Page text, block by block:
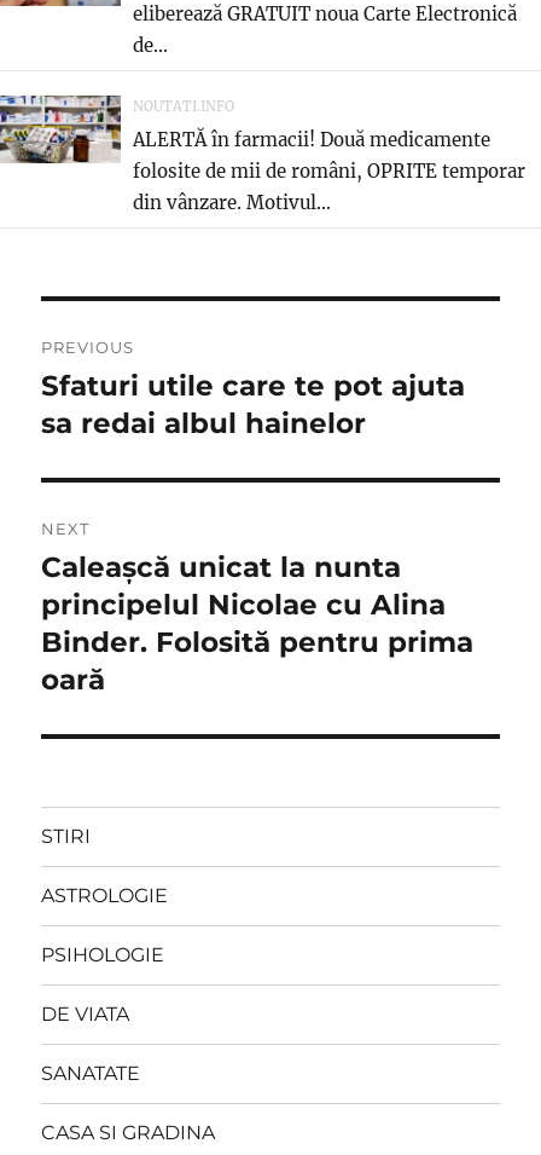
eliberează GRATUIT noua Carte Electronică
de...
NOUTATI.INFO
ALERTĂ în farmacii! Două medicamente
folosite de mii de români, OPRITE temporar
din vânzare. Motivul...
în
articole
PREVIOUS
Previous
post:
Sfaturi utile care te pot ajuta
sa redai albul hainelor
NEXT
Next
post:
Caleașcă unicat la nunta
principelul Nicolae cu Alina
Binder. Folosită pentru prima
oară
STIRI
ASTROLOGIE
PSIHOLOGIE
DE VIATA
SANATATE
CASA SI GRADINA